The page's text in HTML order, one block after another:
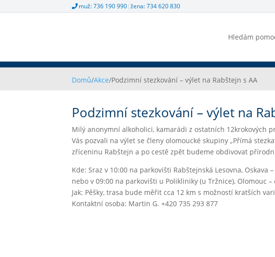
muž: 736 190 990|žena: 734 620 830
Hledám
Domů/Akce/Podzimní stezkování – výlet na Rabštejn s AA
Podzimní stezkování – výlet na
Milý anonymní alkoholici, kamarádi z ostatních 12krokových
Vás pozvali na výlet se členy olomoucké skupiny „Přímá
zříceninu Rabštejn a po cestě zpět budeme obdivovat
Kde: Sraz v 10:00 na parkovišti Rabštejnská Lesovna, Oskava
nebo v 09:00 na parkovišti u Polikliniky (u Tržnice), Olomouc
Jak: Pěšky, trasa bude měřit cca 12 km s možností kratších
Kontaktní osoba: Martin G. +420 735 293 877